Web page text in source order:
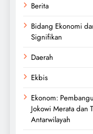
Berita
Bidang Ekonomi
Signifikan
Daerah
Ekbis
Ekonom:
Jokowi Merata dan
Antarwilayah